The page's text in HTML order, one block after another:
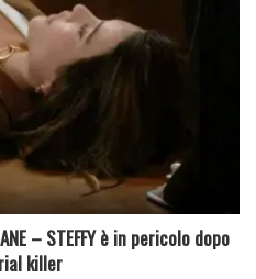
– STEFFY è in pericolo dopo
killer